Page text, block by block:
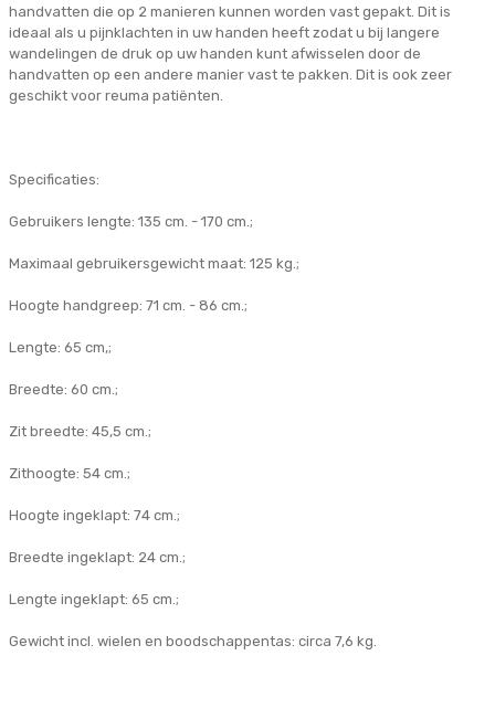
handvatten die op 2 manieren kunnen worden vast gepakt. Dit is
ideaal als u pijnklachten in uw handen heeft zodat u bij langere
wandelingen de druk op uw handen kunt afwisselen door de
handvatten op een andere manier vast te pakken. Dit is ook zeer
geschikt voor reuma patiënten.
Specificaties:
Gebruikers lengte: 135 cm. - 170 cm.;
Maximaal gebruikersgewicht maat: 125 kg.;
Hoogte handgreep: 71 cm. - 86 cm.;
Lengte: 65 cm,;
Breedte: 60 cm.;
Zit breedte: 45,5 cm.;
Zithoogte: 54 cm.;
Hoogte ingeklapt: 74 cm.;
Breedte ingeklapt: 24 cm.;
Lengte ingeklapt: 65 cm.;
Gewicht incl. wielen en boodschappentas: circa 7,6 kg.